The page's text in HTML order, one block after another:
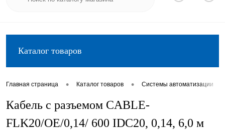
Каталог товаров
Главная страница • Каталог товаров • Системы автоматизации
Кабель с разъемом CABLE-
FLK20/OE/0,14/ 600 IDC20, 0,14, 6,0 м